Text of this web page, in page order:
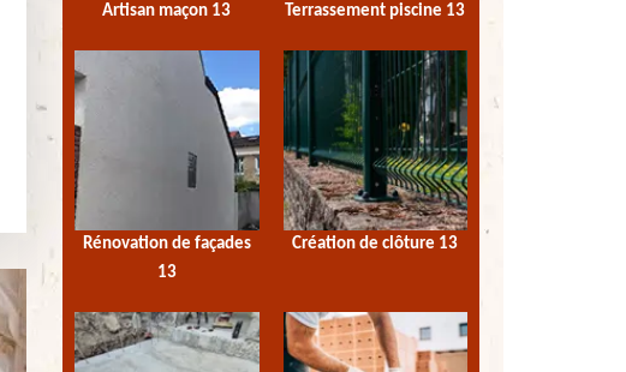
Artisan maçon 13 Terrassement piscine 13
Rénovation de façades
13
Création de clôture 13